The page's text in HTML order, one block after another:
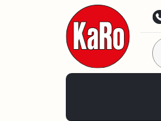
de hoofdinhoud
Ga naar de zoekopdracht
Ga naar de hoofdnavigatie